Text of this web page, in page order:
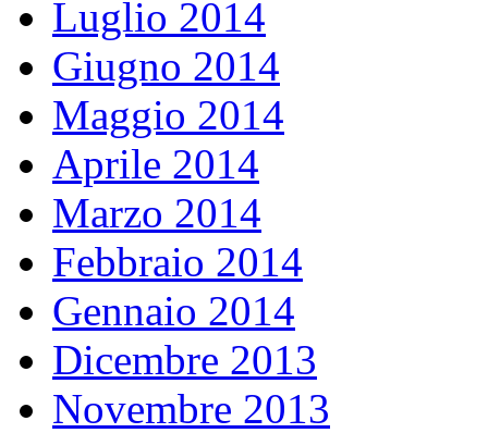
Luglio 2014
Giugno 2014
Maggio 2014
Aprile 2014
Marzo 2014
Febbraio 2014
Gennaio 2014
Dicembre 2013
Novembre 2013